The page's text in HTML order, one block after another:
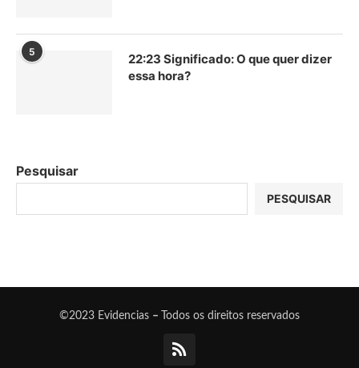
5
22:23 Significado: O que quer dizer
essa hora?
Pesquisar
PESQUISAR
©2023 Evidencias – Todos os direitos reservados